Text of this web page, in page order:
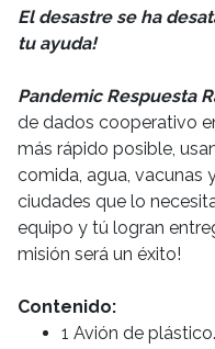
El desastre se ha
tu ayuda!
Pandemic Respuesta
de dados cooperativo
más rápido posible,
comida, agua, vacunas
ciudades que lo
equipo y tú logran
misión será un éxito!
Contenido:
1 Avión de plástico.